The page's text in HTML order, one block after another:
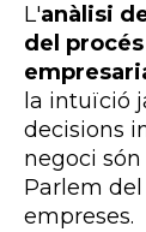
L'anàlisi
del
la intuïció
decisions
negoci
Parlem
empreses.